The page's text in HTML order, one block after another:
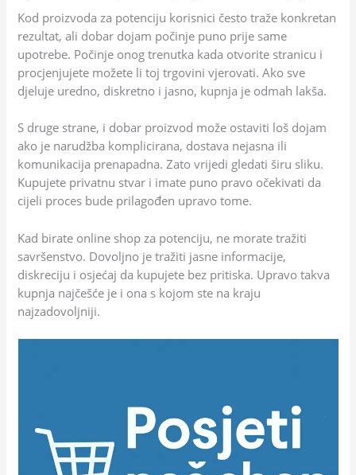
Kod proizvoda za potenciju korisnici često traže konkretan
rezultat, ali dobar dojam počinje puno prije same
upotrebe. Počinje onog trenutka kada otvorite stranicu i
procjenjujete možete li toj trgovini vjerovati. Ako sve
djeluje uredno, diskretno i jasno, kupnja je odmah lakša.
S druge strane, i dobar proizvod može ostaviti loš dojam
ako je narudžba komplicirana, dostava nejasna ili
komunikacija prenapadna. Zato vrijedi gledati širu sliku.
Kupujete privatnu stvar i imate puno pravo očekivati da
cijeli proces bude prilagođen upravo tome.
Kad birate online shop za potenciju, ne morate tražiti
savršenstvo. Dovoljno je tražiti jasne informacije,
diskreciju i osjećaj da kupujete bez pritiska. Upravo takva
kupnja najčešće je i ona s kojom ste na kraju
najzadovoljniji.